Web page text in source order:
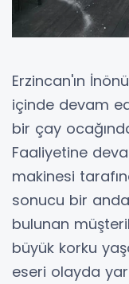
Erzincan'ın
içinde devam
bir çay
Faaliyetine
makinesi
sonucu bir anda
bulunan
büyük korku
eseri olayda